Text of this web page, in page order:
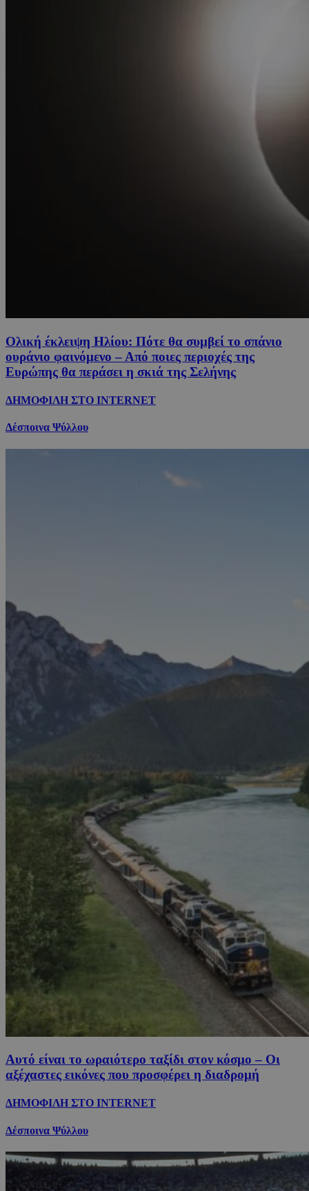
Ολική έκλειψη Ηλίου: Πότε θα συμβεί το σπάνιο
ουράνιο φαινόμενο – Από ποιες περιοχές της
Ευρώπης θα περάσει η σκιά της Σελήνης
ΔΗΜΟΦΙΛΗ ΣΤΟ INTERNET
Δέσποινα Ψύλλου
Αυτό είναι το ωραιότερο ταξίδι στον κόσμο – Οι
αξέχαστες εικόνες που προσφέρει η διαδρομή
ΔΗΜΟΦΙΛΗ ΣΤΟ INTERNET
Δέσποινα Ψύλλου